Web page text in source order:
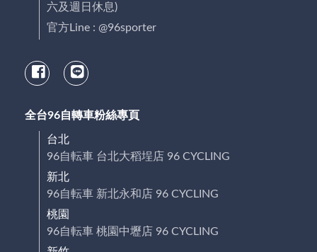
六及週日休息)
官方Line : @96sporter
全台96自轉車粉絲專頁
台北
96自転車 台北大稻埕店 96 CYCLING
新北
96自転車 新北永和店 96 CYCLING
桃園
96自転車 桃園中壢店 96 CYCLING